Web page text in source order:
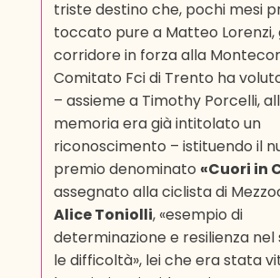
triste destino che, pochi mesi
toccato pure a Matteo Lorenzi,
corridore in forza alla
Comitato Fci di Trento ha
– assieme a Timothy Porcelli,
memoria era già intitolato un
riconoscimento – istituendo il
premio denominato «Cuori in
assegnato alla ciclista di
Alice Toniolli, «esempio di
determinazione e resilienza
le difficoltà», lei che era stata